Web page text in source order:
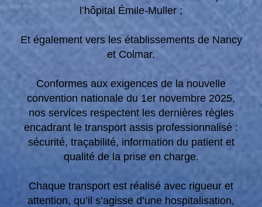
l’hôpital Émile-Muller ;
Et également vers les établissements de Nancy
et Colmar.
Conformes aux exigences de la nouvelle
convention nationale du 1er novembre 2025,
nos services respectent les dernières règles
encadrant le transport assis professionnalisé :
sécurité, traçabilité, information du patient et
qualité de la prise en charge.
Chaque transport est réalisé avec rigueur et
attention, qu’il s’agisse d’une hospitalisation,